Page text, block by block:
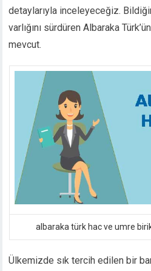
panel
panel
panel
panel
panel
panel
panel
panel
panel
panel
panel
panel
panel
satın al
satın al
panel
panel
detaylarıyla inceleyeceğiz.
varlığını sürdüren Albaraka
mevcut.
albaraka türk hac ve umre
Ülkemizde sık tercih edilen bir